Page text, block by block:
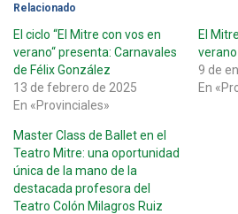
Relacionado
El ciclo “El Mitre con vos en
verano“ presenta: Carnavales
de Félix González
13 de febrero de 2025
En «Provinciales»
El
9 de
En
Master Class de Ballet en el
Teatro Mitre: una oportunidad
única de la mano de la
destacada profesora del
Teatro Colón Milagros Ruiz